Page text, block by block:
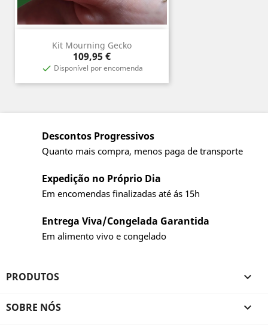
Kit Mourning Gecko
Preço
109,95 €
 Disponível por encomenda
Descontos Progressivos
Quanto mais compra, menos paga de transporte
Expedição no Próprio Dia
Em encomendas finalizadas até ás 15h
Entrega Viva/Congelada Garantida
Em alimento vivo e congelado
PRODUTOS 
SOBRE NÓS 